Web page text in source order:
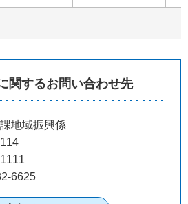
関するお問い合わせ先
地域振興係
6625